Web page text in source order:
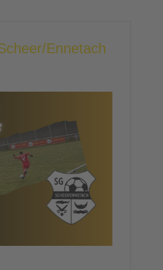
Ennetach